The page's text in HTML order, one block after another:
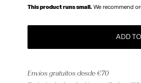
This product runs small. We recommend
ADD
Envíos gratuitos desde €70